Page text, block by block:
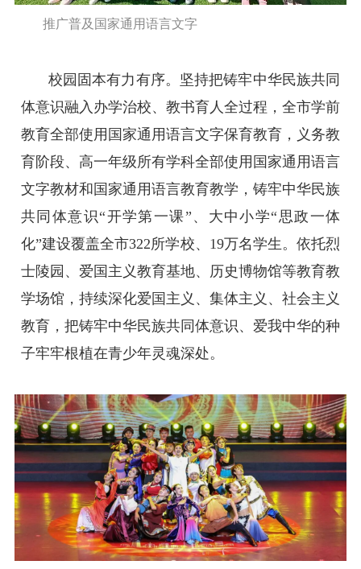
推广普及国家通用语言文字
校园固本有力有序。坚持把铸牢中华民族共同
体意识融入办学治校、教书育人全过程，全市学前
教育全部使用国家通用语言文字保育教育，义务教
育阶段、高一年级所有学科全部使用国家通用语言
文字教材和国家通用语言教育教学，铸牢中华民族
共同体意识“开学第一课”、大中小学“思政一体
化”建设覆盖全市322所学校、19万名学生。依托烈
士陵园、爱国主义教育基地、历史博物馆等教育教
学场馆，持续深化爱国主义、集体主义、社会主义
教育，把铸牢中华民族共同体意识、爱我中华的种
子牢牢根植在青少年灵魂深处。